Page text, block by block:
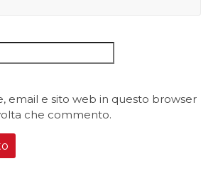
email e sito web in questo browser
che commento.